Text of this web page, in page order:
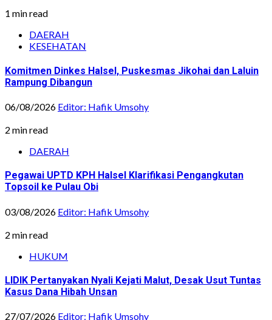
1 min read
DAERAH
KESEHATAN
Komitmen Dinkes Halsel, Puskesmas Jikohai dan Laluin
Rampung Dibangun
06/08/2026 Editor: Hafik Umsohy
2 min read
DAERAH
Pegawai UPTD KPH Halsel Klarifikasi Pengangkutan
Topsoil ke Pulau Obi
03/08/2026 Editor: Hafik Umsohy
2 min read
HUKUM
LIDIK Pertanyakan Nyali Kejati Malut, Desak Usut Tuntas
Kasus Dana Hibah Unsan
27/07/2026 Editor: Hafik Umsohy